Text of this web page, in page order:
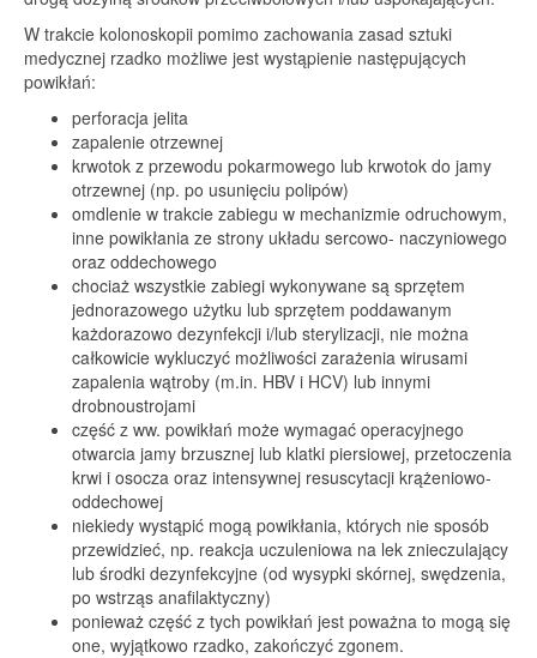
W trakcie kolonoskopii pomimo zachowania zasad sztuki
medycznej rzadko możliwe jest wystąpienie następujących
powikłań:
perforacja jelita
zapalenie otrzewnej
krwotok z przewodu pokarmowego lub krwotok do jamy
otrzewnej (np. po usunięciu polipów)
omdlenie w trakcie zabiegu w mechanizmie odruchowym,
inne powikłania ze strony układu sercowo- naczyniowego
oraz oddechowego
chociaż wszystkie zabiegi wykonywane są sprzętem
jednorazowego użytku lub sprzętem poddawanym
każdorazowo dezynfekcji i/lub sterylizacji, nie można
całkowicie wykluczyć możliwości zarażenia wirusami
zapalenia wątroby (m.in. HBV i HCV) lub innymi
drobnoustrojami
część z ww. powikłań może wymagać operacyjnego
otwarcia jamy brzusznej lub klatki piersiowej, przetoczenia
krwi i osocza oraz intensywnej resuscytacji krążeniowo-
oddechowej
niekiedy wystąpić mogą powikłania, których nie sposób
przewidzieć, np. reakcja uczuleniowa na lek znieczulający
lub środki dezynfekcyjne (od wysypki skórnej, swędzenia,
po wstrząs anafilaktyczny)
ponieważ część z tych powikłań jest poważna to mogą się
one, wyjątkowo rzadko, zakończyć zgonem.